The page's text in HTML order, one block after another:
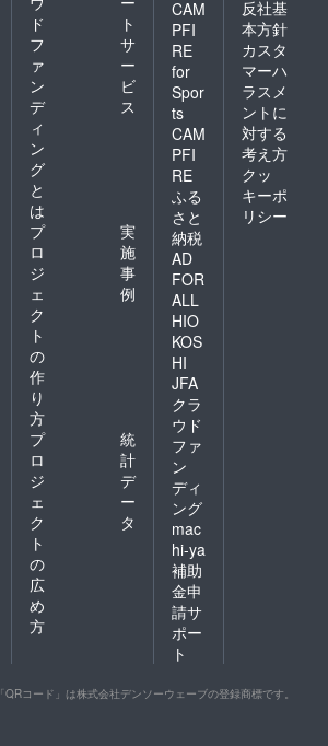
ド
フ
ァ
ン
デ
ィ
ン
グ
と
は
ト
サ
ー
ビ
ス
プ
ロ
ジ
ェ
ク
ト
の
作
り
方
実
施
事
例
プ
ロ
ジ
ェ
ク
ト
の
広
め
方
統
計
デ
ー
タ
CAM
PFI
RE
for
Spor
ts
CAM
PFI
RE
ふる
さと
納税
AD
FOR
ALL
HIO
KOS
HI
JFA
クラ
ウド
ファ
ン
ディ
ング
mac
hi-ya
補助
金申
請サ
ポー
ト
反社基
本方針
カスタ
マーハ
ラスメ
ントに
対する
考え方
クッ
キーポ
リシー
「QRコード」は株式会社デンソーウェーブの登録商標です。